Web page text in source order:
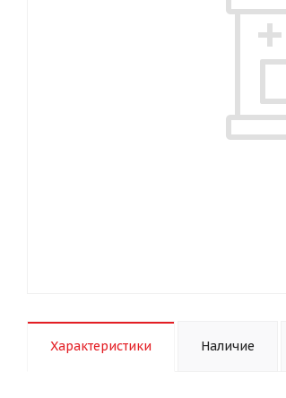
Характеристики Наличие